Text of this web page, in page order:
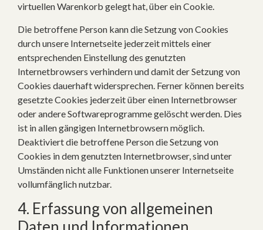
virtuellen Warenkorb gelegt hat, über ein Cookie.
Die betroffene Person kann die Setzung von Cookies
durch unsere Internetseite jederzeit mittels einer
entsprechenden Einstellung des genutzten
Internetbrowsers verhindern und damit der Setzung von
Cookies dauerhaft widersprechen. Ferner können bereits
gesetzte Cookies jederzeit über einen Internetbrowser
oder andere Softwareprogramme gelöscht werden. Dies
ist in allen gängigen Internetbrowsern möglich.
Deaktiviert die betroffene Person die Setzung von
Cookies in dem genutzten Internetbrowser, sind unter
Umständen nicht alle Funktionen unserer Internetseite
vollumfänglich nutzbar.
4. Erfassung von allgemeinen